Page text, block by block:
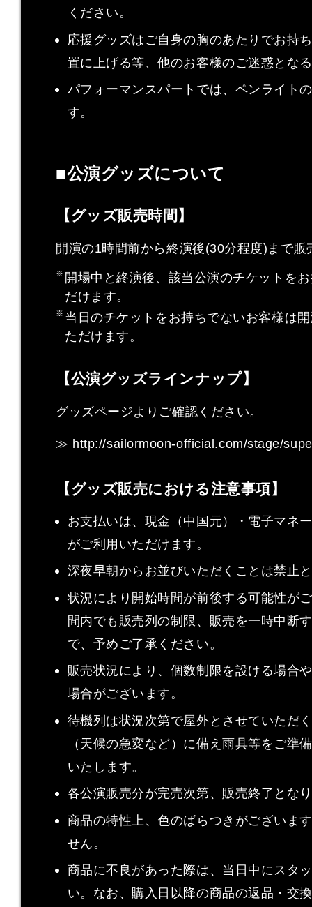
ください。
応援グッズはご自身の胸のあたりでお持
置に上げる等、他のお客様のご迷惑とな
パフォーマンスパートでは、ペンライト
す。
■公演グッズについて
【グッズ販売時間】
開演の1時間前から終演後(30分程度)まで販
開場中と終演後、該当公演のチケットを
だけます。
当日のチケットをお持ちでないお客様は
ただけます。
【公演グッズラインナップ】
グッズページよりご確認ください。
≫ http://sailormoon-official.com/stage/
【グッズ販売における注意事項】
お支払いは、現金（中国元）・電子マネ
がご利用いただけます。
深夜早朝からお並びいただくことは禁止
状況により開始時間が前後する可能性が
間内でも販売列の制限、販売を一時中断
で、予めご了承ください。
販売状況により、個数制限を設ける場合
場合がございます。
待機列は状況次第で屋外とさせていただ
（天候の急変など）に備え雨具等をご準
いたします。
各公演販売分が完売次第、販売終了とな
商品の特性上、色のばらつきがございま
せん。
商品に不良があった際は、当日中にスタ
い。なお、購入日以降の商品の返品・交